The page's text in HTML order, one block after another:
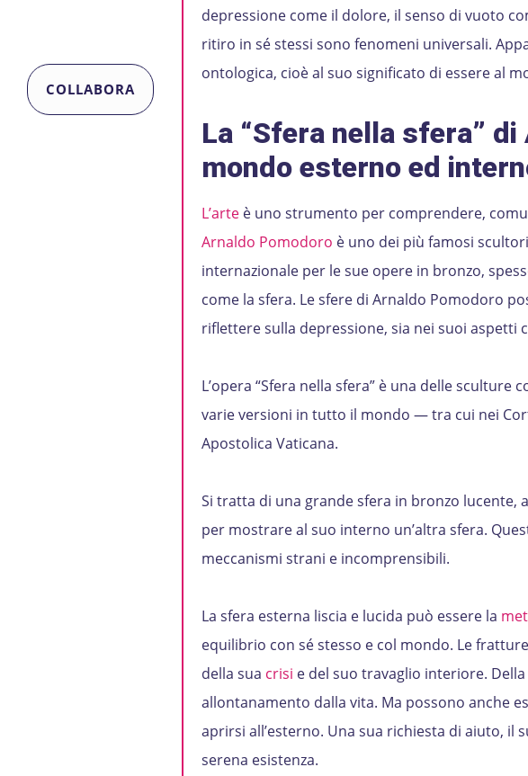
COLLABORA
depressione come il dolore, il senso di vuoto
ritiro in sé stessi sono fenomeni universali.
ontologica, cioè al suo significato di essere al
La “Sfera nella sfera”
mondo esterno ed
L’arteè uno strumento per comprendere,
Arnaldo Pomodoro è uno dei più famosi
internazionale per le sue opere in bronzo,
come la sfera. Le sfere di Arnaldo Pomodoro
riflettere sulla depressione, sia nei suoi aspetti
L’opera “Sfera nella sfera” è una delle
varie versioni in tutto il mondo — tra cui nei
Apostolica Vaticana.
Si tratta di una grande sfera in bronzo lucente,
per mostrare al suo interno un’altra sfera.
meccanismi strani e incomprensibili.
La sfera esterna liscia e lucida può essere la
equilibrio con sé stesso e col mondo. Le
della sua crisi e del suo travaglio interiore.
allontanamento dalla vita. Ma possono anche
aprirsi all’esterno. Una sua richiesta di aiuto, il
serena esistenza.